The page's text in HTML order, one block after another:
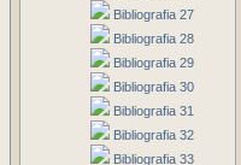
Bibliografia 27
Bibliografia 28
Bibliografia 29
Bibliografia 30
Bibliografia 31
Bibliografia 32
Bibliografia 33